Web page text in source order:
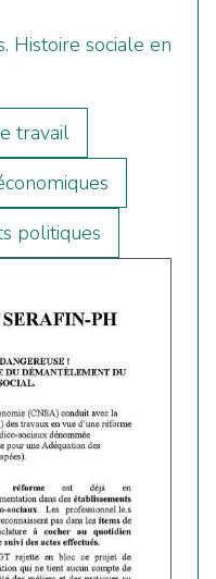
Histoire sociale en
travail
politiques